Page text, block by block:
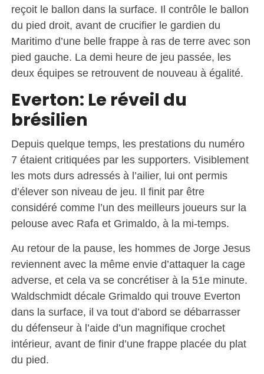
reçoit le ballon dans la surface. Il contrôle le ballon
du pied droit, avant de crucifier le gardien du
Maritimo d’une belle frappe à ras de terre avec son
pied gauche. La demi heure de jeu passée, les
deux équipes se retrouvent de nouveau à égalité.
Everton: Le réveil du
brésilien
Depuis quelque temps, les prestations du numéro
7 étaient critiquées par les supporters. Visiblement
les mots durs adressés à l’ailier, lui ont permis
d’élever son niveau de jeu. Il finit par être
considéré comme l’un des meilleurs joueurs sur la
pelouse avec Rafa et Grimaldo, à la mi-temps.
Au retour de la pause, les hommes de Jorge Jesus
reviennent avec la même envie d’attaquer la cage
adverse, et cela va se concrétiser à la 51e minute.
Waldschmidt décale Grimaldo qui trouve Everton
dans la surface, il va tout d’abord se débarrasser
du défenseur à l’aide d’un magnifique crochet
intérieur, avant de finir d’une frappe placée du plat
du pied.